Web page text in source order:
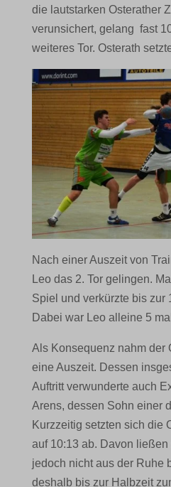
die lautstarken Osterather
verunsichert, gelang fast
weiteres Tor. Osterath
Nach einer Auszeit von
Leo das 2. Tor gelingen.
Spiel und verkürzte bis zur
Dabei war Leo alleine 5
Als Konsequenz nahm der
eine Auszeit. Dessen
Auftritt verwunderte auch
Arens, dessen Sohn einer
Kurzzeitig setzten sich die
auf 10:13 ab. Davon
jedoch nicht aus der Ruhe
deshalb bis zur Halbzeit